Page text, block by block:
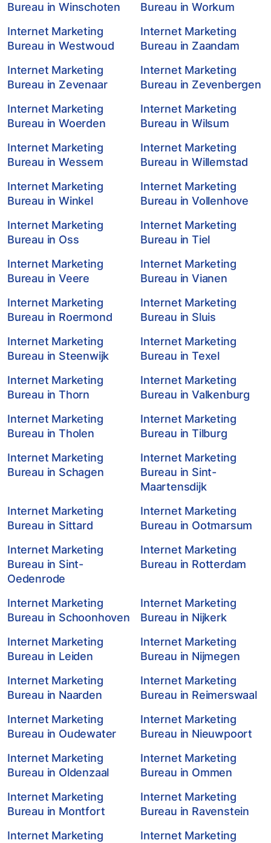
Bureau in Winschoten
Bureau in Workum
Internet Marketing
Bureau in Westwoud
Internet Marketing
Bureau in Zaandam
Internet Marketing
Bureau in Zevenaar
Internet Marketing
Bureau in Zevenbergen
Internet Marketing
Bureau in Woerden
Internet Marketing
Bureau in Wilsum
Internet Marketing
Bureau in Wessem
Internet Marketing
Bureau in Willemstad
Internet Marketing
Bureau in Winkel
Internet Marketing
Bureau in Vollenhove
Internet Marketing
Bureau in Oss
Internet Marketing
Bureau in Tiel
Internet Marketing
Bureau in Veere
Internet Marketing
Bureau in Vianen
Internet Marketing
Bureau in Roermond
Internet Marketing
Bureau in Sluis
Internet Marketing
Bureau in Steenwijk
Internet Marketing
Bureau in Texel
Internet Marketing
Bureau in Thorn
Internet Marketing
Bureau in Valkenburg
Internet Marketing
Bureau in Tholen
Internet Marketing
Bureau in Tilburg
Internet Marketing
Bureau in Schagen
Internet Marketing
Bureau in Sint-
Maartensdijk
Internet Marketing
Bureau in Sittard
Internet Marketing
Bureau in Ootmarsum
Internet Marketing
Bureau in Sint-
Oedenrode
Internet Marketing
Bureau in Rotterdam
Internet Marketing
Bureau in Schoonhoven
Internet Marketing
Bureau in Nijkerk
Internet Marketing
Bureau in Leiden
Internet Marketing
Bureau in Nijmegen
Internet Marketing
Bureau in Naarden
Internet Marketing
Bureau in Reimerswaal
Internet Marketing
Bureau in Oudewater
Internet Marketing
Bureau in Nieuwpoort
Internet Marketing
Bureau in Oldenzaal
Internet Marketing
Bureau in Ommen
Internet Marketing
Bureau in Montfort
Internet Marketing
Bureau in Ravenstein
Internet Marketing
Internet Marketing